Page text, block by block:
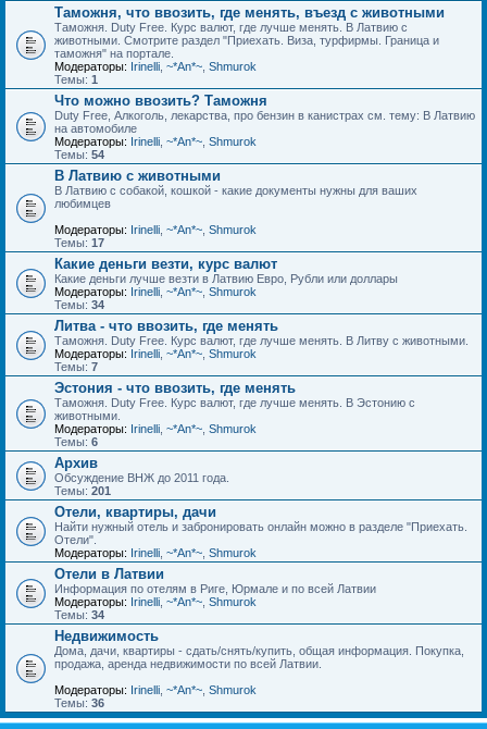
Таможня, что ввозить, где менять, въезд с животными
Таможня. Duty Free. Курс валют, где лучше менять. В Латвию с
животными. Смотрите раздел "Приехать. Виза, турфирмы. Граница и
таможня" на портале.
Модераторы: Irinelli ~*An*~ Shmurok
Темы: 1
Что можно ввозить? Таможня
Duty Free, Алкоголь, лекарства, про бензин в канистрах см. тему: В Латвию
на автомобиле
Модераторы: Irinelli ~*An*~ Shmurok
Темы: 54
В Латвию с животными
В Латвию с собакой, кошкой - какие документы нужны для ваших
любимцев
Модераторы: Irinelli ~*An*~ Shmurok
Темы: 17
Какие деньги везти, курс валют
Какие деньги лучше везти в Латвию Евро, Рубли или доллары
Модераторы: Irinelli ~*An*~ Shmurok
Темы: 34
Литва - что ввозить, где менять
Таможня. Duty Free. Курс валют, где лучше менять. В Литву с животными.
Модераторы: Irinelli ~*An*~ Shmurok
Темы: 7
Эстония - что ввозить, где менять
Таможня. Duty Free. Курс валют, где лучше менять. В Эстонию с
животными.
Модераторы: Irinelli ~*An*~ Shmurok
Темы: 6
Архив
Обсуждение ВНЖ до 2011 года.
Темы: 201
Отели, квартиры, дачи
Найти нужный отель и забронировать онлайн можно в разделе "Приехать.
Отели".
Модераторы: Irinelli ~*An*~ Shmurok
Отели в Латвии
Информация по отелям в Риге, Юрмале и по всей Латвии
Модераторы: Irinelli ~*An*~ Shmurok
Темы: 34
Недвижимость
Дома, дачи, квартиры - сдать/снять/купить, общая информация. Покупка,
продажа, аренда недвижимости по всей Латвии.
Модераторы: Irinelli ~*An*~ Shmurok
Темы: 36